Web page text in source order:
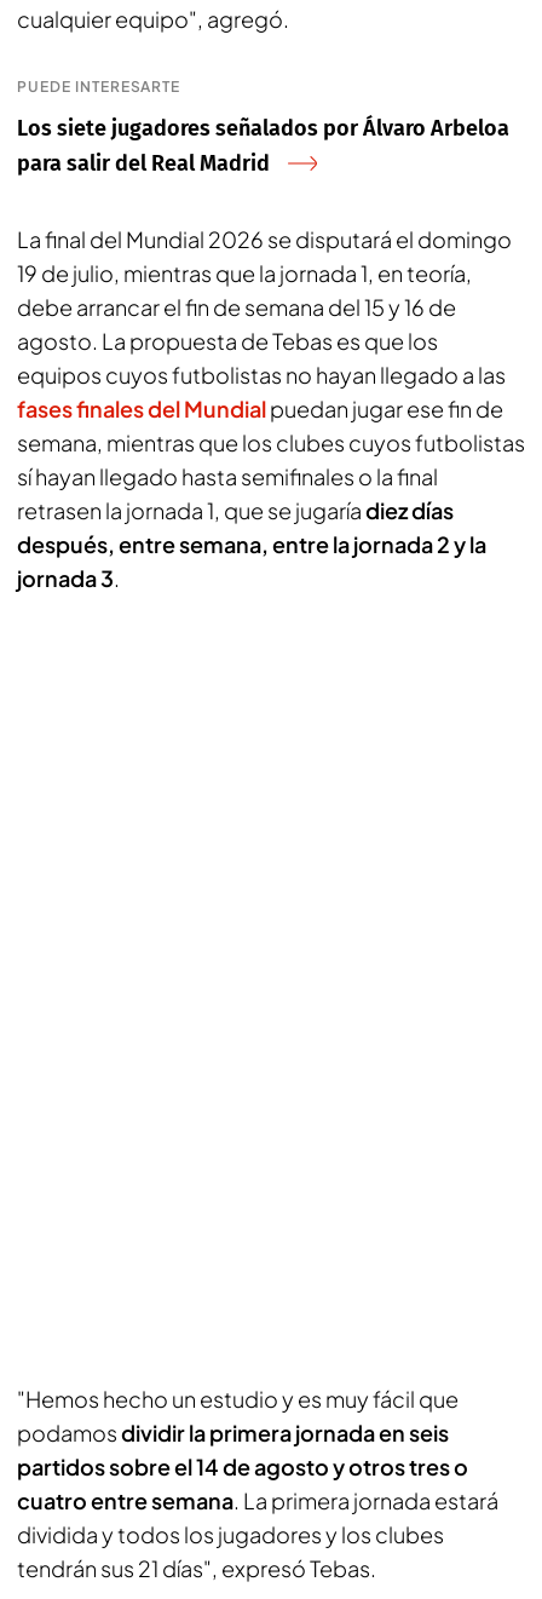
cualquier equipo", agregó.
PUEDE INTERESARTE
Los siete jugadores señalados por Álvaro Arbeloa
para salir del Real Madrid
La final del Mundial 2026 se disputará el domingo
19 de julio, mientras que la jornada 1, en teoría,
debe arrancar el fin de semana del 15 y 16 de
agosto. La propuesta de Tebas es que los
equipos cuyos futbolistas no hayan llegado a las
fases finales del Mundialpuedan jugar ese fin de
semana, mientras que los clubes cuyos futbolistas
sí hayan llegado hasta semifinales o la final
retrasen la jornada 1, que se jugaríadiez días
después, entre semana, entre la jornada 2 y la
jornada 3.
"Hemos hecho un estudio y es muy fácil que
podamosdividir la primera jornada en seis
partidos sobre el 14 de agosto y otros tres o
cuatro entre semana. La primera jornada estará
dividida y todos los jugadores y los clubes
tendrán sus 21 días", expresó Tebas.